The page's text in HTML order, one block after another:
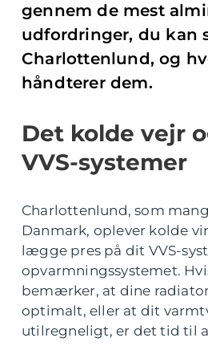
gennem de mest
udfordringer, du kan
Charlottenlund, og
håndterer dem.
Det kolde vejr
VVS-systemer
Charlottenlund, som
Danmark, oplever kolde
lægge pres på dit VVS-
opvarmningssystemet.
bemærker, at dine
optimalt, eller at dit
utilregneligt, er det tid til